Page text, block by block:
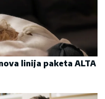
linija paketa ALTA